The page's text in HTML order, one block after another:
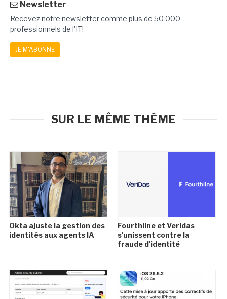
Newsletter
Recevez notre newsletter comme plus de 50 000
professionnels de l'IT!
JE M'ABONNE
SUR LE MÊME THÈME
Okta ajuste la gestion des
identités aux agents IA
Fourthline et Veridas
s'unissent contre la
fraude d'identité